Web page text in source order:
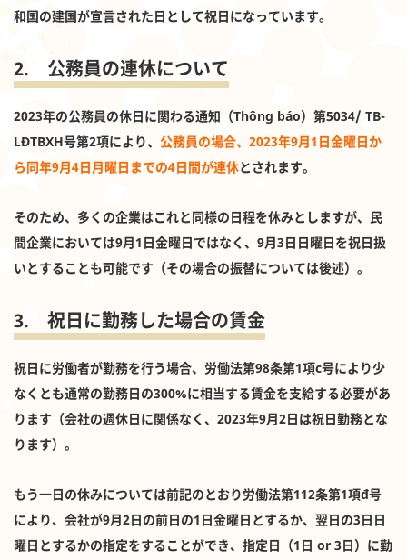
和国の建国が宣言された日として祝日になっています。
2. 公務員の連休について
2023年の公務員の休日に関わる通知（Thông báo）第5034/ TB-
LĐTBXH号第2項により、 公務員の場合、2023年9月1日金曜日か
ら同年9月4日月曜日までの4日間が連休とされます。
そのため、多くの企業はこれと同様の日程を休みとしますが、民
間企業においては9月1日金曜日ではなく、9月3日日曜日を祝日扱
いとすることも可能です（その場合の振替については後述）。
3. 祝日に勤務した場合の賃金
祝日に労働者が勤務を行う場合、労働法第98条第1項c号により少
なくとも通常の勤務日の300%に相当する賃金を支給する必要があ
ります（会社の週休日に関係なく、2023年9月2日は祝日勤務とな
ります）。
もう一日の休みについては前記のとおり労働法第112条第1項đ号
により、会社が9月2日の前日の1日金曜日とするか、翌日の3日日
曜日とするかの指定をすることができ、指定日（1日 or 3日）に勤